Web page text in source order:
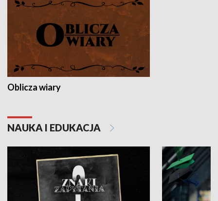
Oblicza wiary
NAUKA I EDUKACJA